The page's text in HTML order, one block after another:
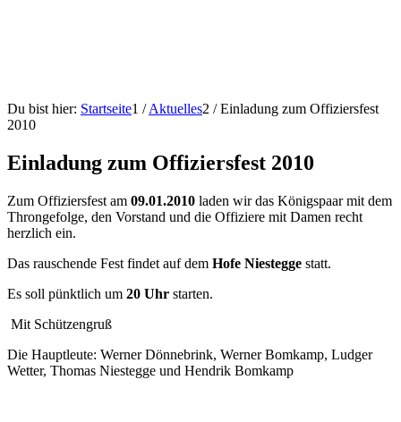
Du bist hier: Startseite1 / Aktuelles2 / Einladung zum Offiziersfest
2010
Einladung zum Offiziersfest 2010
Zum Offiziersfest am 09.01.2010 laden wir das Königspaar mit dem
Throngefolge, den Vorstand und die Offiziere mit Damen recht
herzlich ein.
Das rauschende Fest findet auf dem Hofe Niestegge statt.
Es soll pünktlich um 20 Uhr starten.
Mit Schützengruß
Die Hauptleute: Werner Dönnebrink, Werner Bomkamp, Ludger
Wetter, Thomas Niestegge und Hendrik Bomkamp